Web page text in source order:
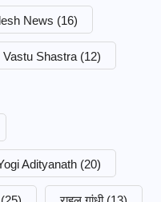
News (16)
Vastu Shastra (12)
Adityanath (20)